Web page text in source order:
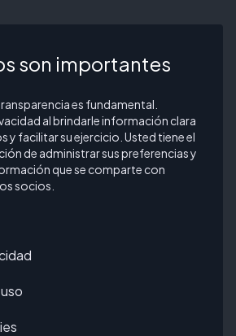
son importantes
es fundamental.
al brindarle información clara
y facilitar su ejercicio. Usted tiene el
de administrar sus preferencias y
que se comparte con
socios.